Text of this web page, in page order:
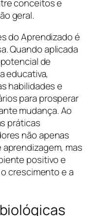
conceitos e
geral.
do Aprendizado é
Quando aplicada
de
educativa,
habilidades e
para prosperar
mudança. Ao
práticas
não apenas
mas
positivo e
crescimento e a